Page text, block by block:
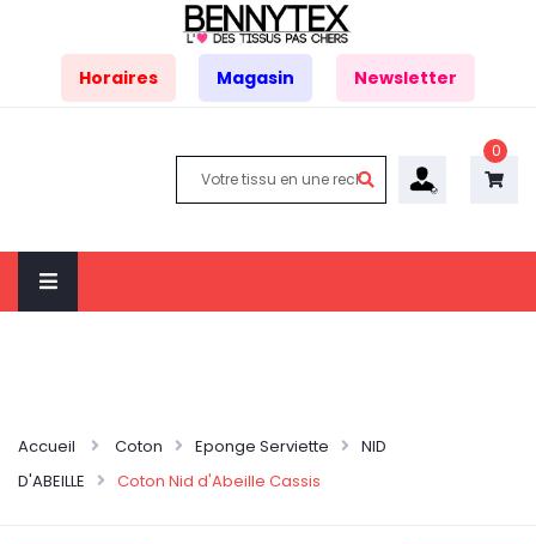
Horaires Magasin Newsletter
0
Accueil Coton Eponge Serviette
NID
D'ABEILLE
Coton Nid d'Abeille Cassis